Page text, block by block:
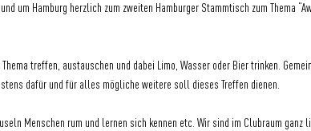
um Hamburg herzlich zum zweiten Hamburger Stammtisch zum Thema
treffen, austauschen und dabei Limo, Wasser oder Bier trinken.
dafür und für alles mögliche weitere soll dieses Treffen dienen.
Menschen rum und lernen sich kennen etc. Wir sind im Clubraum ganz